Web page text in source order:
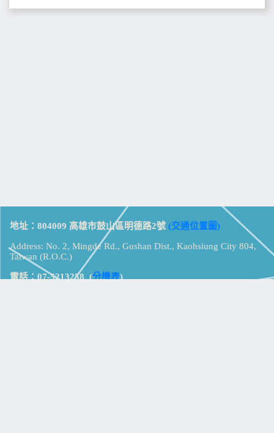
地址：804009 高雄市鼓山區明德路2號 (交通位置圖)
Address: No. 2, Mingde Rd., Gushan Dist., Kaohsiung City 804,
Taiwan (R.O.C.)
電話：07-5213258 (分機表)